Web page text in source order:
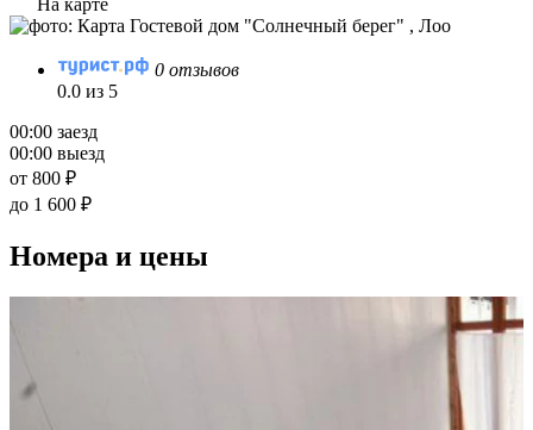
0 отзывов
0.0 из 5
00:00 заезд
00:00 выезд
от 800 ₽
до 1 600 ₽
Номера и цены